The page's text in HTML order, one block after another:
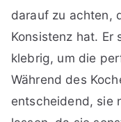
darauf zu achten,
Konsistenz hat.
klebrig, um die
Während des
entscheidend, sie